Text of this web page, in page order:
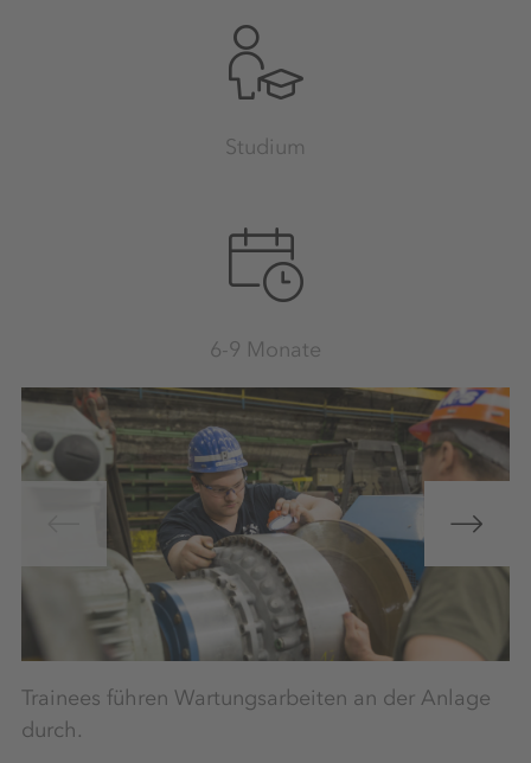
Studium
6-9 Monate
Trainees führen Wartungsarbeiten an der Anlage
durch.